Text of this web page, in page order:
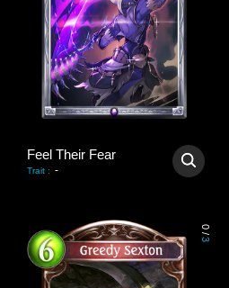
Feel Their Fear
Trait : -
0
/
3